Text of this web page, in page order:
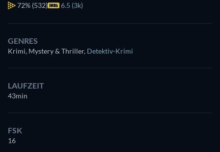
72% (532) 6.5 (3k)
GENRES
Krimi, Mystery & Thriller, Detektiv-Krimi
LAUFZEIT
43min
FSK
16